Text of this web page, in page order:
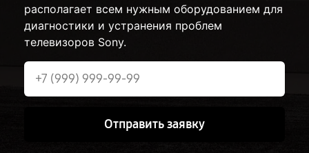
располагает всем нужным оборудованием для
диагностики и устранения проблем
телевизоров Sony.
Отправить заявку